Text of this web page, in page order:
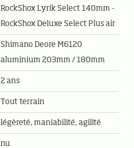
RockShox Lyrik Select 140mm -
RockShox Deluxe Select Plus air
Shimano Deore M6120
aluminium 203mm / 180mm
2 ans
Tout terrain
légèreté, maniabilité, agilité
nu